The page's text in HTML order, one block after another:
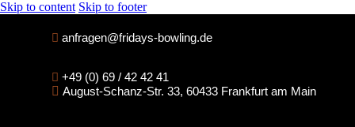
Skip to content Skip to footer
anfragen@fridays-bowling.de
+49 (0) 69 / 42 42 41
August-Schanz-Str. 33, 60433 Frankfurt am Main